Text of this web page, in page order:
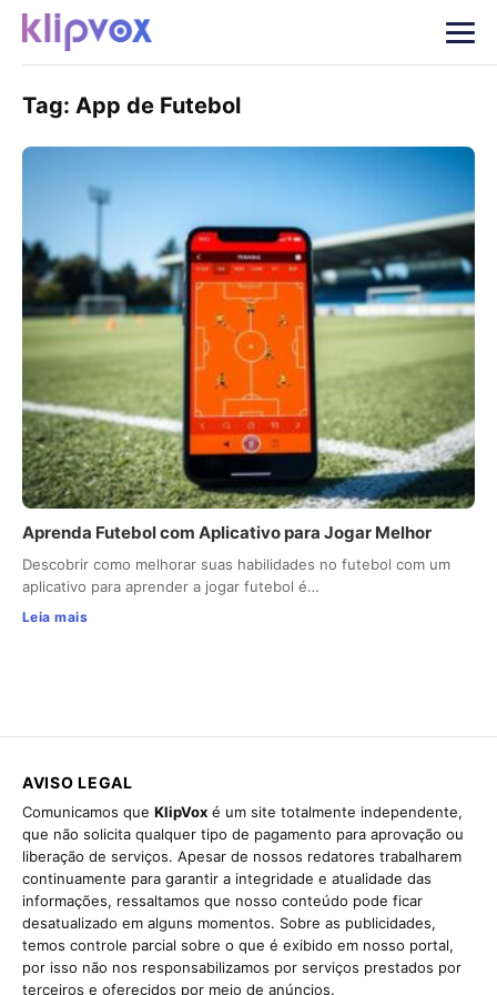
Tag: App de Futebol
Aprenda Futebol com Aplicativo para Jogar Melhor
Descobrir como melhorar suas habilidades no futebol com um
aplicativo para aprender a jogar futebol é…
Leia mais
AVISO LEGAL
Comunicamos que KlipVox é um site totalmente independente,
que não solicita qualquer tipo de pagamento para aprovação ou
liberação de serviços. Apesar de nossos redatores trabalharem
continuamente para garantir a integridade e atualidade das
informações, ressaltamos que nosso conteúdo pode ficar
desatualizado em alguns momentos. Sobre as publicidades,
temos controle parcial sobre o que é exibido em nosso portal,
por isso não nos responsabilizamos por serviços prestados por
terceiros e oferecidos por meio de anúncios.